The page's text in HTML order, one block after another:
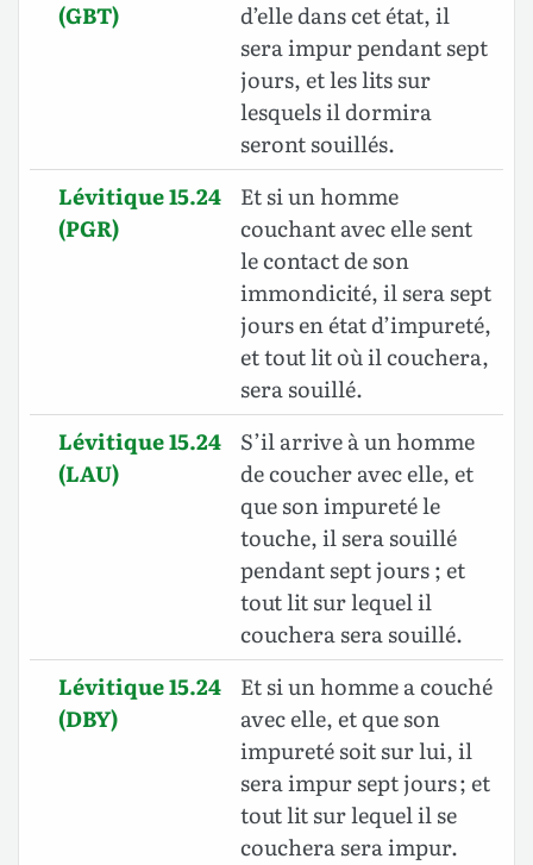
(GBT)
d’elle dans cet état, il
sera impur pendant sept
jours, et les lits sur
lesquels il dormira
seront souillés.
Lévitique 15.24
(PGR)
Et si un homme
couchant avec elle sent
le contact de son
immondicité, il sera sept
jours en état d’impureté,
et tout lit où il couchera,
sera souillé.
Lévitique 15.24
(LAU)
S’il arrive à un homme
de coucher avec elle, et
que son impureté le
touche, il sera souillé
pendant sept jours ; et
tout lit sur lequel il
couchera sera souillé.
Lévitique 15.24
(DBY)
Et si un homme a couché
avec elle, et que son
impureté soit sur lui, il
sera impur sept jours ; et
tout lit sur lequel il se
couchera sera impur.